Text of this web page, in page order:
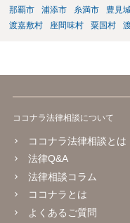
那覇市
浦添市 糸満市 豊見
渡嘉敷村
座間味村 粟国村
ココナラ法律相談について
ココナラ法律相談とは
法律Q&A
法律相談コラム
ココナラとは
よくあるご質問